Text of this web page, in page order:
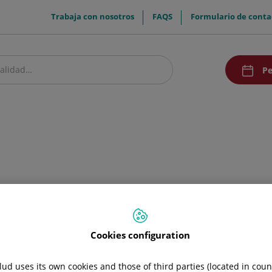
menuTop
Trabaja con nosotros FAQS Formulario de
de los temas presentes en la Web, puede realizarlo desde
Cookies configuration
uses its own cookies and those of third parties (located in